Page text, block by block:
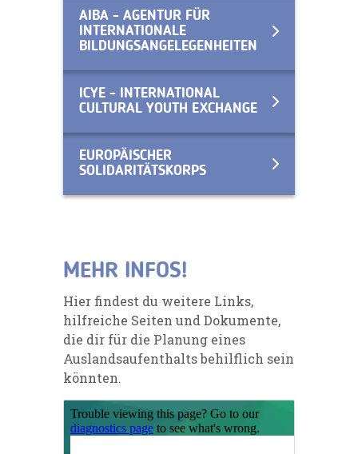
AIBA - AGENTUR FÜR
INTERNATIONALE
BILDUNGSANGELEGENHEITEN
ICYE - INTERNATIONAL
CULTURAL YOUTH EXCHANGE
EUROPÄISCHER
SOLIDARITÄTSKORPS
MEHR INFOS!
Hier findest du weitere Links,
hilfreiche Seiten und Dokumente,
die dir für die Planung eines
Auslandsaufenthalts behilflich sein
könnten.